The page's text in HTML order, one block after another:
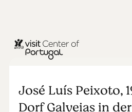
KUNST UND KULTUR
José Luís
José Luís Peixoto,
Dorf Galveias in